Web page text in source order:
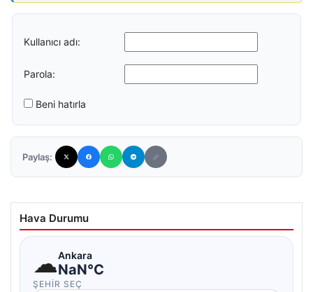
Kullanıcı adı:
Parola:
Beni hatırla
Paylaş:
Hava Durumu
☁Ankara
NaN°C
ŞEHIR SEÇ